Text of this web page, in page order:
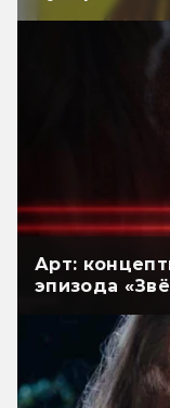
Арт:
эпизода